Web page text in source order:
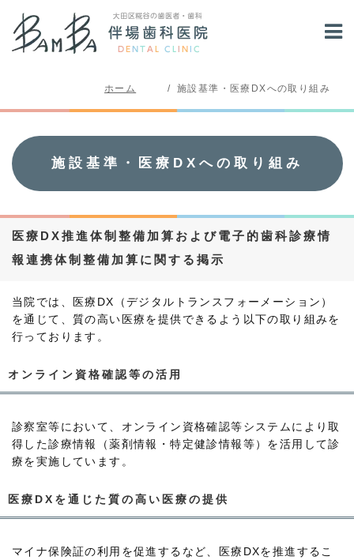
ホーム 施設基準・医療DXへの取り組み
施設基準・医療DXへの取り組み
医療DX推進体制整備加算および電子的歯科診療情
報連携体制整備加算に関する掲示
当院では、医療DX（デジタルトランスフォーメーション）
を通じて、質の高い医療を提供できるよう以下の取り組みを
行っております。
オンライン資格確認等の活用
診察室等において、オンライン資格確認等システムにより取
得した診療情報（薬剤情報・特定健診情報等）を活用して診
療を実施しています。
医療DXを通じた質の高い医療の提供
マイナ保険証の利用を促進するなど、医療DXを推進するこ